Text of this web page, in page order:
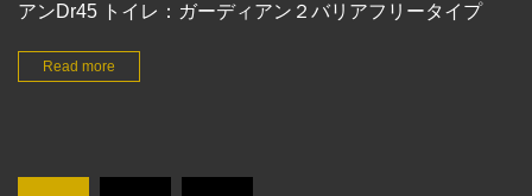
アンDr45 トイレ：ガーディアン２バリアフリータイプ
Read more